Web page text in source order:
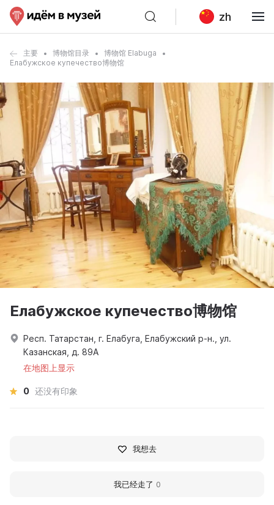
zh
主要 博物馆目录
博物馆 Elabuga
Елабужское купечество博物馆
Елабужское купечество博物馆
Респ. Татарстан, г. Елабуга, Елабужский р-н., ул.
Казанская, д. 89А
在地图上显示
0 还没有印象
我想去
我已经走了 0